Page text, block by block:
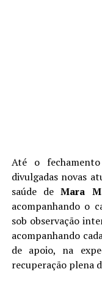
Até o
divulgadas novas
saúde deMara
acompanhando o
sob observação
acompanhando
de apoio, na
recuperação plena